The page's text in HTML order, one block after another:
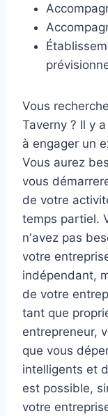
Vous
Taverny ? Il y
à engager un
Vous aurez
vous
de votre
temps partiel.
n'avez pas
votre
indépendant,
de votre
tant que
entrepreneur,
que vous
intelligents et
est possible,
votre